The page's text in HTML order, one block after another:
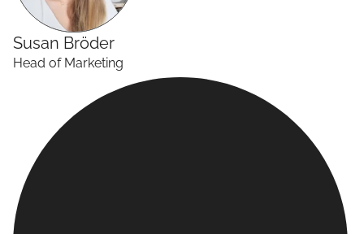
Susan Bröder
Head of Marketing